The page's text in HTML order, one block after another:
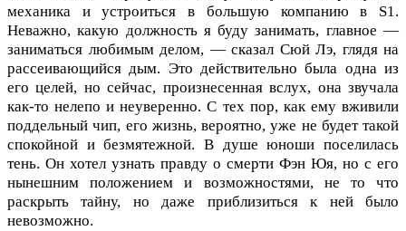
механика и устроиться в большую компанию в S1.
Неважно, какую должность я буду занимать, главное —
заниматься любимым делом, — сказал Сюй Лэ, глядя на
рассеивающийся дым. Это действительно была одна из
его целей, но сейчас, произнесенная вслух, она звучала
как-то нелепо и неуверенно. С тех пор, как ему вживили
поддельный чип, его жизнь, вероятно, уже не будет такой
спокойной и безмятежной. В душе юноши поселилась
тень. Он хотел узнать правду о смерти Фэн Юя, но с его
нынешним положением и возможностями, не то что
раскрыть тайну, но даже приблизиться к ней было
невозможно.